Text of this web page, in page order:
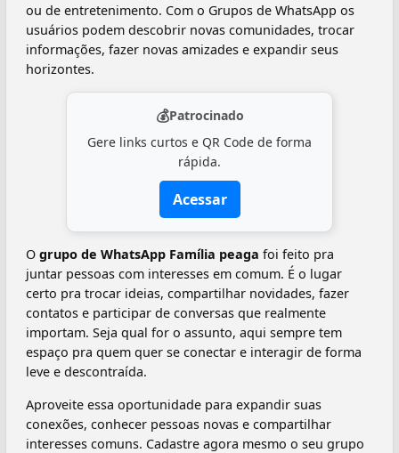
ou de entretenimento. Com o Grupos de WhatsApp os
usuários podem descobrir novas comunidades, trocar
informações, fazer novas amizades e expandir seus
horizontes.
💰Patrocinado
Gere links curtos e QR Code de forma
rápida.
Acessar
O grupo de WhatsApp Família peaga foi feito pra
juntar pessoas com interesses em comum. É o lugar
certo pra trocar ideias, compartilhar novidades, fazer
contatos e participar de conversas que realmente
importam. Seja qual for o assunto, aqui sempre tem
espaço pra quem quer se conectar e interagir de forma
leve e descontraída.
Aproveite essa oportunidade para expandir suas
conexões, conhecer pessoas novas e compartilhar
interesses comuns. Cadastre agora mesmo o seu grupo